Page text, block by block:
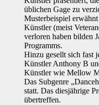
üblichen Gage zu
Musterbeispiel
Künstler (meist
verloren haben bilden
Programms.
Hinzu gesellt sich fast
Künstler Anthony B
Künstler wie Mellow
Das Subgenre
statt. Das diesjährige
übertreffen.